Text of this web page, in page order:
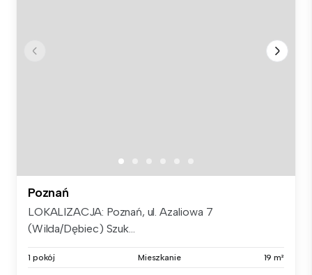
Poznań
LOKALIZACJA: Poznań, ul. Azaliowa 7
(Wilda/Dębiec) Szuk...
1 pokój Mieszkanie 19 m²